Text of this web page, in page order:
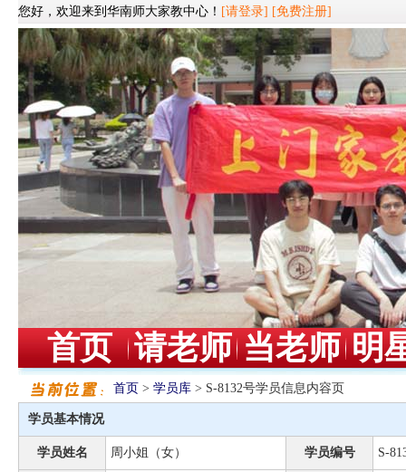
您好，欢迎来到华南师大家教中心！ [请登录] [免费注册]
首页 请老师 当老师 明
首页 > 学员库 > S-8132号学员信息内容页
学员基本情况
学员姓名 周小姐（女） 学员编号 S-